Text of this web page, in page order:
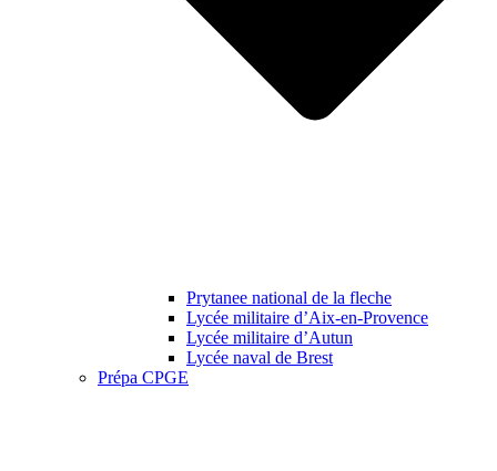
Prytanee national de la fleche
Lycée militaire d’Aix-en-Provence
Lycée militaire d’Autun
Lycée naval de Brest
Prépa CPGE